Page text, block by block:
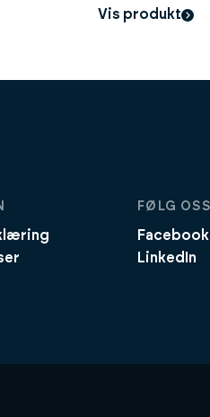
51
Vis produkt
FØLG OSS
Facebook
LinkedIn